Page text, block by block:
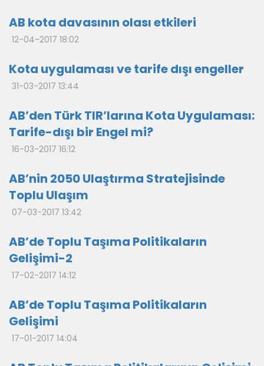
AB kota davasının olası etkileri
12-04-2017 18:02
Kota uygulaması ve tarife dışı engeller
31-03-2017 13:44
AB’den Türk TIR’larına Kota Uygulaması:
Tarife-dışı bir Engel mi?
16-03-2017 16:12
AB’nin 2050 Ulaştırma Stratejisinde
Toplu Ulaşım
07-03-2017 13:42
AB’de Toplu Taşıma Politikaların
Gelişimi-2
17-02-2017 14:12
AB’de Toplu Taşıma Politikaların
Gelişimi
17-01-2017 14:04